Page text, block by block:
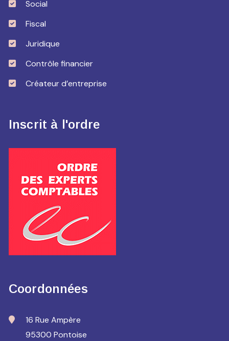
Social
Fiscal
Juridique
Contrôle financier
Créateur d’entreprise
Inscrit à l'ordre
Coordonnées
16 Rue Ampère
95300 Pontoise